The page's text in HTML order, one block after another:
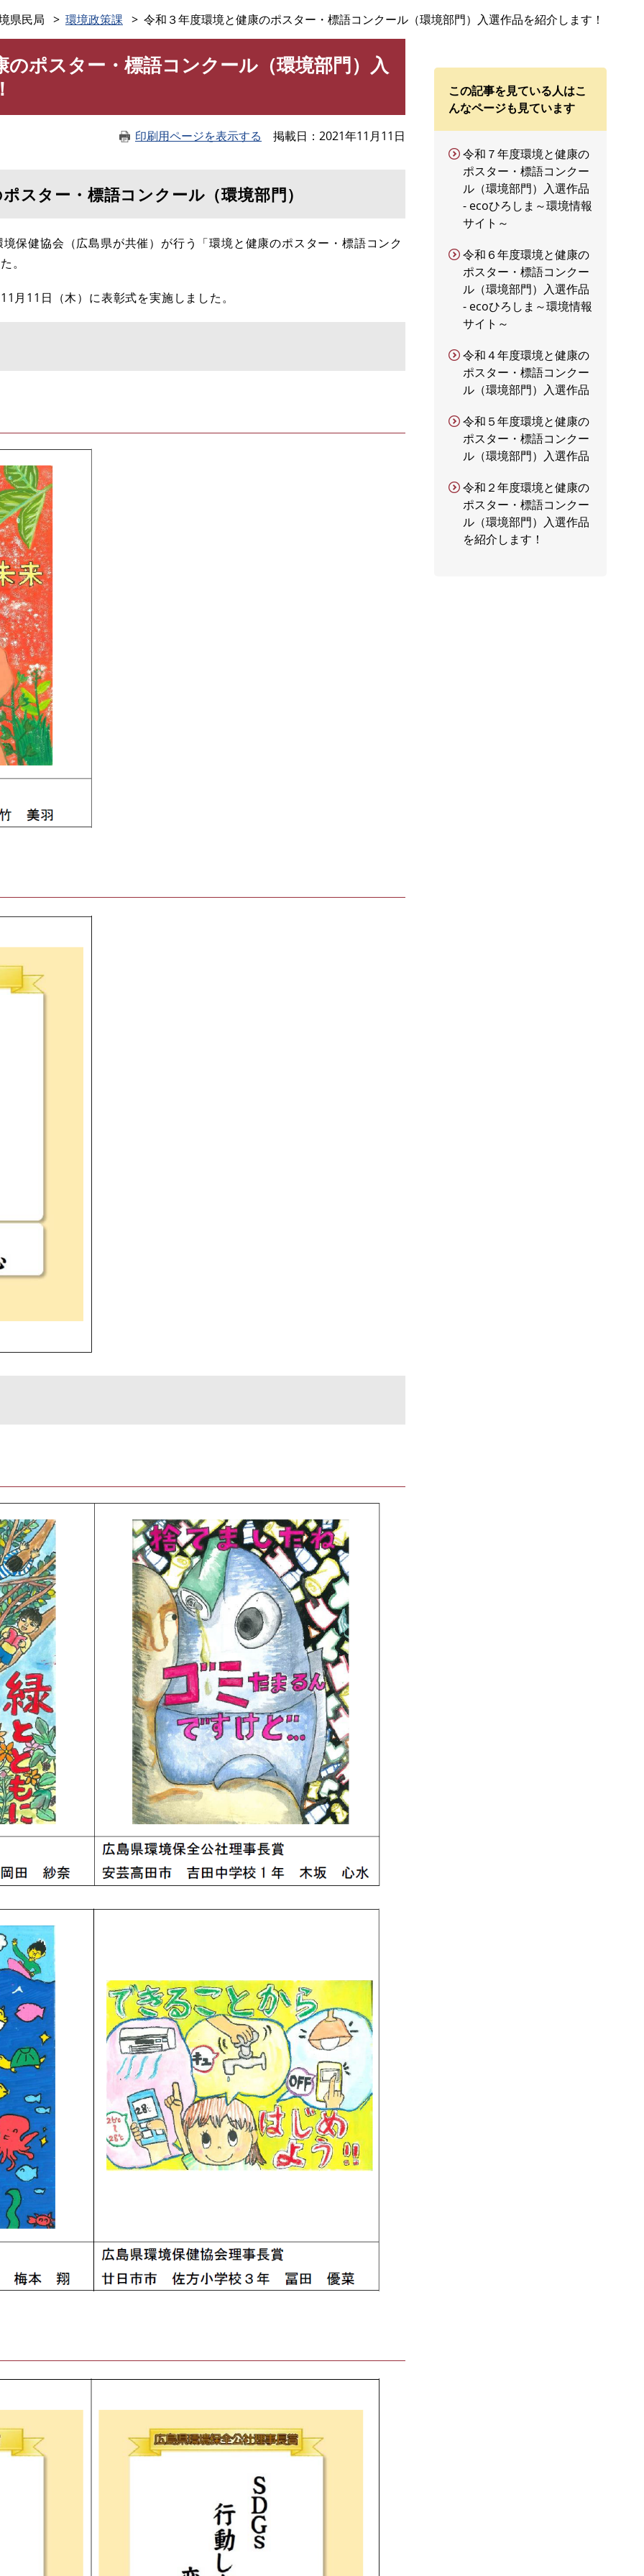
県民局 環境政策課 令和３年度環境と健康のポスター・標語コンクール（環境部門）入選作品を紹介します！
のポスター・標語コンクール（環境部門）入
印刷用ページを表示する 掲載日 2021年11月11日
スター・標語コンクール（環境部門）
保健協会（広島県が共催）が行う「環境と健康のポスター・標語コンク
。
月11日（木）に表彰式を実施しました。
この記事を見ている人はこ
んなページも見ています
令和７年度環境と健康の
ポスター・標語コンクー
ル（環境部門）入選作品
- ecoひろしま～環境情報
サイト～
令和６年度環境と健康の
ポスター・標語コンクー
ル（環境部門）入選作品
- ecoひろしま～環境情報
サイト～
令和４年度環境と健康の
ポスター・標語コンクー
ル（環境部門）入選作品
令和５年度環境と健康の
ポスター・標語コンクー
ル（環境部門）入選作品
令和２年度環境と健康の
ポスター・標語コンクー
ル（環境部門）入選作品
を紹介します！